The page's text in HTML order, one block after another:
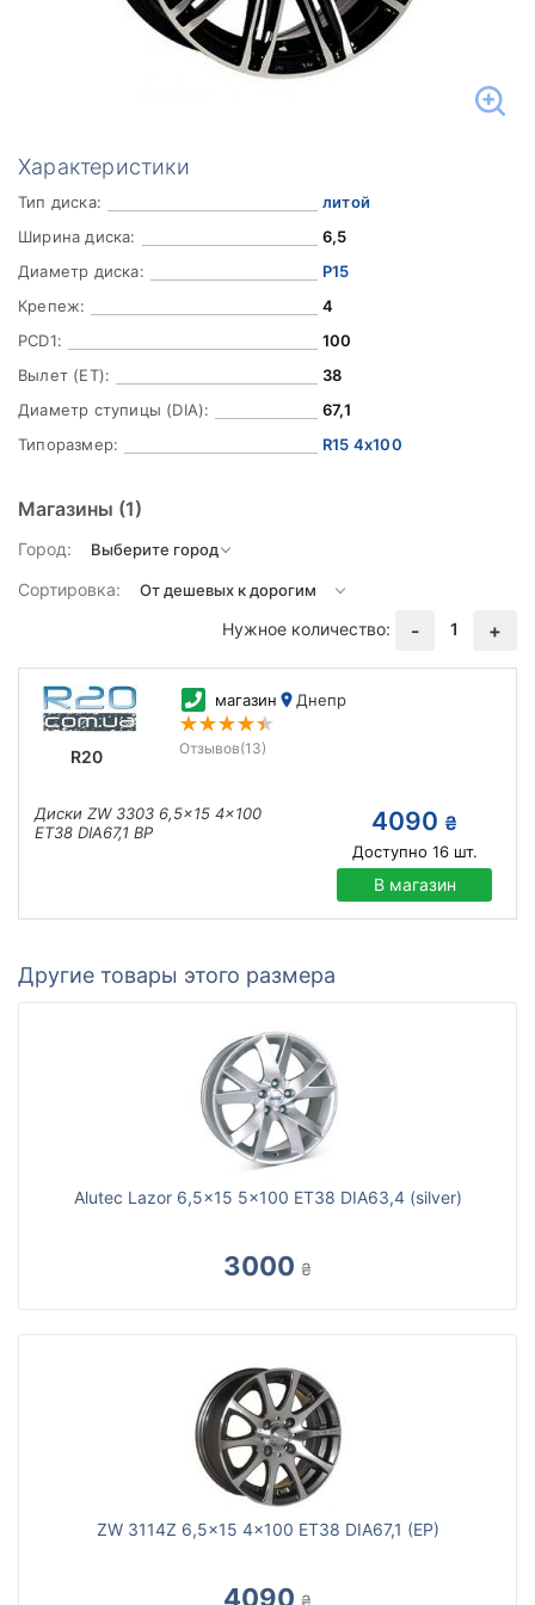
Характеристики
Тип диска:
литой
Ширина диска:
6,5
Диаметр диска:
Р15
Крепеж:
4
PCD1:
100
Вылет (ET):
38
Диаметр ступицы (DIA):
67,1
Типоразмер:
R15 4x100
Магазины (1)
Город:
Сортировка:
Нужное количество:
- 1 +
R20
магазин Днепр
Отзывов(13)
Диски ZW 3303 6,5x15 4x100
ET38 DIA67,1 BP
4090 ₴
Доступно 16шт.
В магазин
Другие товары этого размера
Alutec Lazor 6,5x15 5x100 ET38 DIA63,4 (silver)
3000 ₴
ZW 3114Z 6,5x15 4x100 ET38 DIA67,1 (EP)
4090 ₴